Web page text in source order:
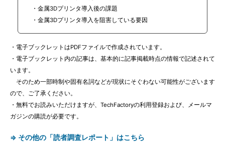
・金属3Dプリンタ導入後の課題
・金属3Dプリンタ導入を阻害している要因
・電子ブックレットはPDFファイルで作成されています。
・電子ブックレット内の記事は、基本的に記事掲載時点の情報で記述されて
います。
そのため一部時制や固有名詞などが現状にそぐわない可能性がございます
ので、ご了承ください。
・無料でお読みいただけますが、TechFactoryの利用登録および、メールマ
ガジンの購読が必要です。
⇒ その他の「読者調査レポート」はこちら